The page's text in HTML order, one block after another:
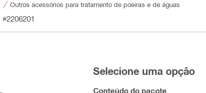
Outros acessórios para tratamento de poeiras e de águas
#2206201
Selecione uma opção
Conteúdo do pacote